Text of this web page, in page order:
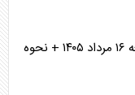
جدول قطعی برق استان مازندران فردا جمعه ۱۶ مرداد ۱۴۰۵ + نحوه